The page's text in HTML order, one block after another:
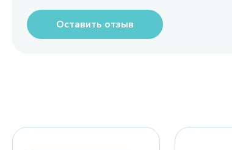
Оставить отзыв